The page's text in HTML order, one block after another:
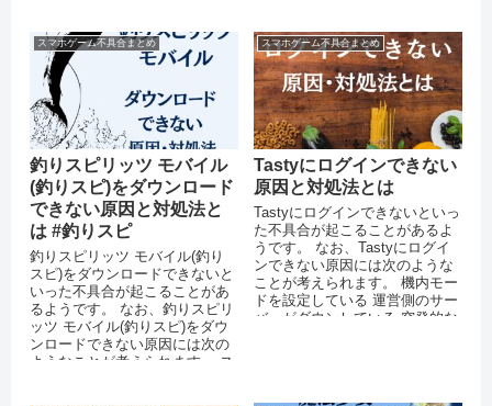
スマホゲーム不具合まとめ
釣りスピリッツ モバイル
(釣りスピ)をダウンロード
できない原因と対処法と
は #釣りスピ
釣りスピリッツ モバイル(釣り
スピ)をダウンロードできないと
いった不具合が起こることがあ
るようです。 なお、釣りスピリ
ッツ モバイル(釣りスピ)をダウ
ンロードできない原因には次の
ようなことが考えられます。 ス
スマホゲーム不具合まとめ
Tastyにログインできない
原因と対処法とは
Tastyにログインできないといっ
た不具合が起こることがあるよ
うです。 なお、Tastyにログイ
ンできない原因には次のような
ことが考えられます。 機内モー
ドを設定している 運営側のサー
バーがダウンしている 突発的な